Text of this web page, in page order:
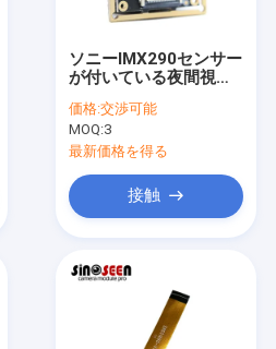
ソニーIMX290センサー
が付いている夜間視界
のカメラ モジュール
価格:交渉可能
MOQ:3
最新価格を得る
接触